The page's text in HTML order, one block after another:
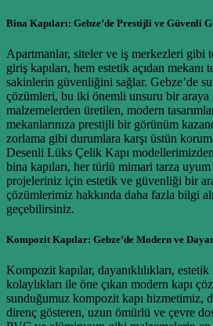
Bina Kapıları: Gebze’de Prestijli ve Güvenli
Apartmanlar, siteler ve iş merkezleri gibi
giriş kapıları, hem estetik açıdan mekanı
sakinlerin güvenliğini sağlar. Gebze’de
çözümleri, bu iki önemli unsuru bir araya
malzemelerden üretilen, modern
mekanlarınıza prestijli bir görünüm
zorlama gibi durumlara karşı üstün
Desenli Lüks Çelik Kapı
bina kapıları, her türlü mimari tarza
projeleriniz için estetik ve güvenliği bir
çözümlerimiz hakkında daha fazla bilgi
geçebilirsiniz.
Kompozit Kapılar: Gebze’de Modern ve
Kompozit kapılar, dayanıklılıkları,
kolaylıkları ile öne çıkan modern kapı
sunduğumuz kompozit kapı hizmetimiz,
direnç gösteren, uzun ömürlü ve çevre